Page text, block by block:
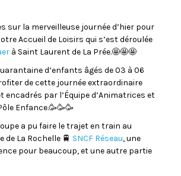
sur la merveilleuse journée d’hier pour
Accueil de Loisirs qui s’est déroulée
à Saint Laurent de La Prée.🤩🤩🤩
d’enfants âgés de 03 à 06
de cette journée extraordinaire
encadrés par l’Équipe d’Animatrices et
Enfance.🥳🥳🥳
a pu faire le trajet en train au
de La Rochelle 🚆 SNCF Réseau, une
pour beaucoup, et une autre partie